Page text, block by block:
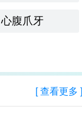
心腹爪牙
[ 查看更多 ]